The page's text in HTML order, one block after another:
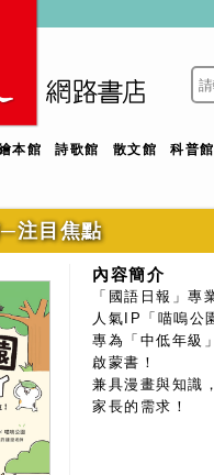
本館 詩歌館 散文館 科普館
注目焦點
內容簡介
「國語日報」專
人氣IP「喵嗚公
專為「中低年級
啟蒙書！
兼具漫畫與知識
家長的需求！